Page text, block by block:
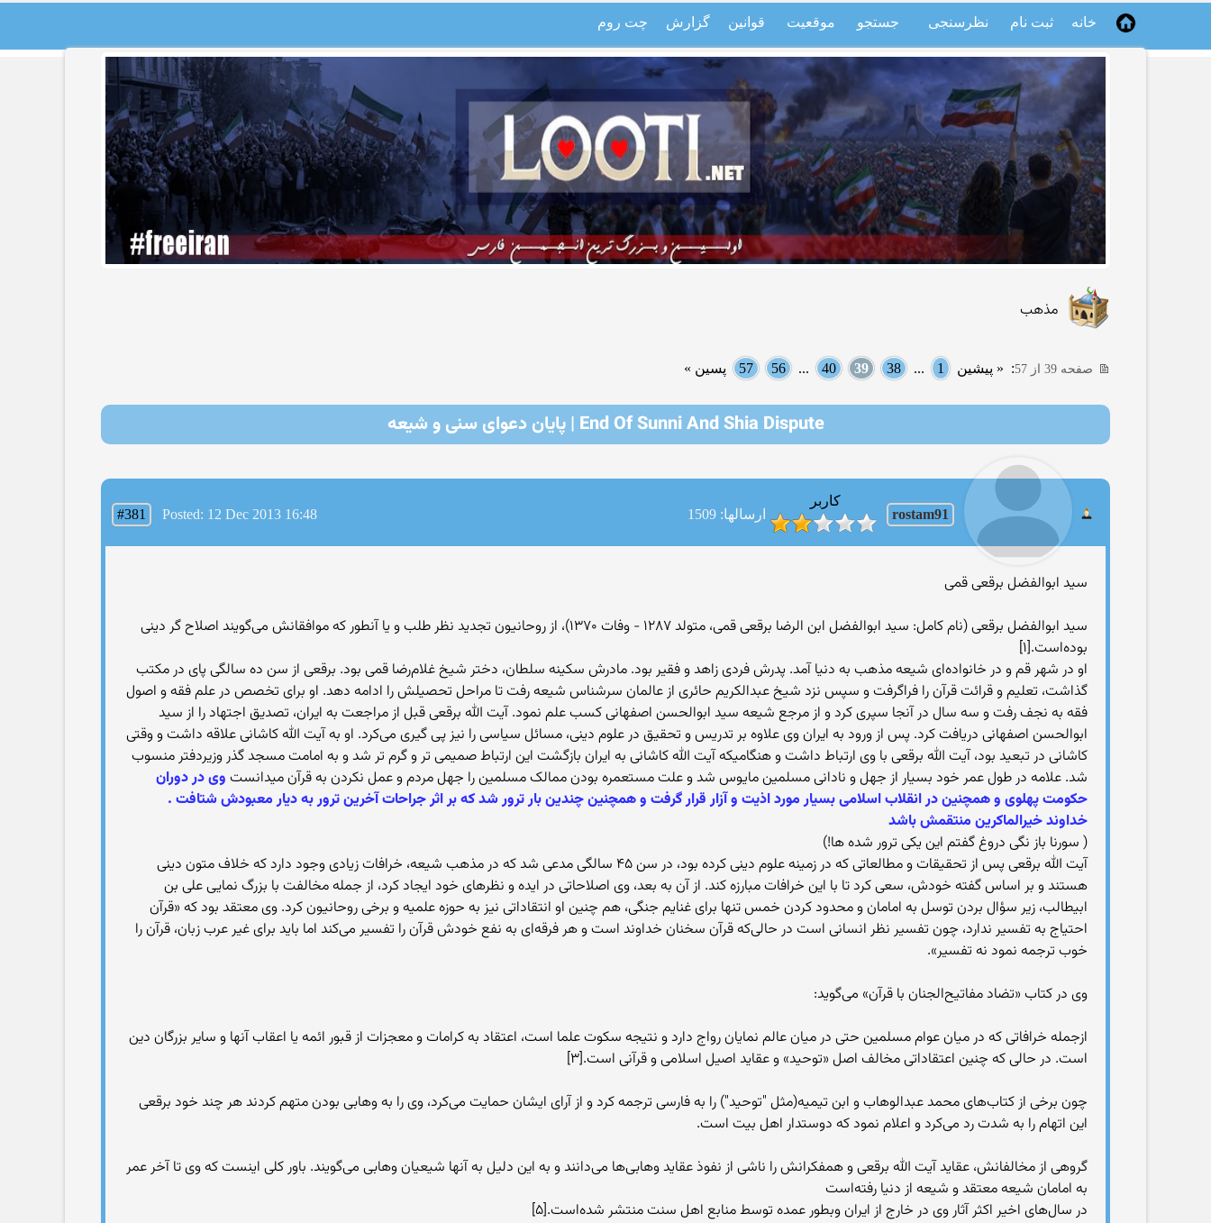
خانه ثبت نام نظرسنجی جستجو موقعیت قوانین گزارش چت روم
مذهب
صفحه 39 از 57 : « پیشین 1
...
38
39
40
...
56
57 پسین »
End Of Sunni And Shia Dispute | پایان دعوای سنی و شیعه
rostam91
کاربر
ارسالها: 1509
#381 Posted: 12 Dec 2013 16:48
سید ابوالفضل برقعی قمی
سید ابوالفضل برقعی (نام کامل: سید ابوالفضل ابن الرضا برقعی قمی، متولد ۱۲۸۷ - وفات ۱۳۷۰)، از روحانیون تجدید نظر طلب و یا آنطور که موافقانش می‌گویند اصلاح گر دینی
بوده‌است.[۱]
او در شهر قم و در خانواده‌ای شیعه مذهب به دنیا آمد. پدرش فردی زاهد و فقیر بود. مادرش سکینه سلطان، دختر شیخ غلام‌رضا قمی بود. برقعی از سن ده سالگی پای در مکتب
گذاشت، تعلیم و قرائت قرآن را فراگرفت و سپس نزد شیخ عبدالکریم حائری از عالمان سرشناس شیعه رفت تا مراحل تحصیلش را ادامه دهد. او برای تخصص در علم فقه و اصول
فقه به نجف رفت و سه سال در آنجا سپری کرد و از مرجع شیعه سید ابوالحسن اصفهانی کسب علم نمود. آیت الله برقعی قبل از مراجعت به ایران، تصدیق اجتهاد را از سید
ابوالحسن اصفهانی دریافت کرد. پس از ورود به ایران وی علاوه بر تدریس و تحقیق در علوم دینی، مسائل سیاسی را نیز پی گیری می‌کرد. او به آیت الله کاشانی علاقه داشت و وقتی
کاشانی در تبعید بود، آیت الله برقعی با وی ارتباط داشت و هنگامیکه آیت الله کاشانی به ایران بازگشت این ارتباط صمیمی تر و گرم تر شد و به امامت مسجد گذر وزیردفتر منسوب
شد. علامه در طول عمر خود بسیار از جهل و نادانی مسلمین مایوس شد و علت مستعمره بودن ممالک مسلمین را جهل مردم و عمل نکردن به قرآن میدانست وی در دوران
حکومت پهلوی و همچنین در انقلاب اسلامی بسیار مورد اذیت و آزار قرار گرفت و همچنین چندین بار ترور شد که بر اثر جراحات آخرین ترور به دیار معبودش شتافت .
خداوند خیرالماکرین منتقمش باشد
( سورنا باز نگی دروغ گفتم این یکی ترور شده ها!)
آیت الله برقعی پس از تحقیقات و مطالعاتی که در زمینه علوم دینی کرده بود، در سن ۴۵ سالگی مدعی شد که در مذهب شیعه، خرافات زیادی وجود دارد که خلاف متون دینی
هستند و بر اساس گفته خودش، سعی کرد تا با این خرافات مبارزه کند. از آن به بعد، وی اصلاحاتی در ایده و نظرهای خود ایجاد کرد، از جمله مخالفت با بزرگ نمایی علی بن
ابیطالب، زیر سؤال بردن توسل به امامان و محدود کردن خمس تنها برای غنایم جنگی، هم چنین او انتقاداتی نیز به حوزه علمیه و برخی روحانیون کرد. وی معتقد بود که «قرآن
احتیاج به تفسیر ندارد، چون تفسیر نظر انسانی است در حالی‌که قرآن سخنان خداوند است و هر فرقه‌ای به نفع خودش قرآن را تفسیر می‌کند اما باید برای غیر عرب زبان، قرآن را
خوب ترجمه نمود نه تفسیر».
وی در کتاب «تضاد مفاتیح‌الجنان با قرآن» می‌گوید:
ازجمله خرافاتی که در میان عوام مسلمین حتی در میان عالم نمایان رواج دارد و نتیجه سکوت علما است، اعتقاد به کرامات و معجزات از قبور ائمه یا اعقاب آنها و سایر بزرگان دین
است. در حالی که چنین اعتقاداتی مخالف اصل «توحید» و عقاید اصیل اسلامی و قرآنی است.[۳]
چون برخی از کتاب‌های محمد عبدالوهاب و ابن تیمیه(مثل "توحید") را به فارسی ترجمه کرد و از آرای ایشان حمایت می‌کرد، وی را به وهابی بودن متهم کردند هر چند خود برقعی
این اتهام را به شدت رد می‌کرد و اعلام نمود که دوستدار اهل بیت است.
گروهی از مخالفانش، عقاید آیت الله برقعی و همفکرانش را ناشی از نفوذ عقاید وهابی‌ها می‌دانند و به این دلیل به آنها شیعیان وهابی می‌گویند. باور کلی اینست که وی تا آخر عمر
به امامان شیعه معتقد و شیعه از دنیا رفته‌است
در سال‌های اخیر اکثر آثار وی در خارج از ایران وبطور عمده توسط منابع اهل سنت منتشر شده‌است.[۵]